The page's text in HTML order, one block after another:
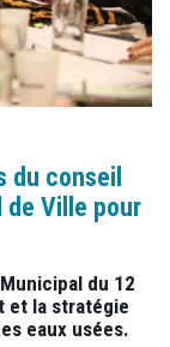
du conseil
de Ville pour
du 12
et la stratégie
eaux usées.